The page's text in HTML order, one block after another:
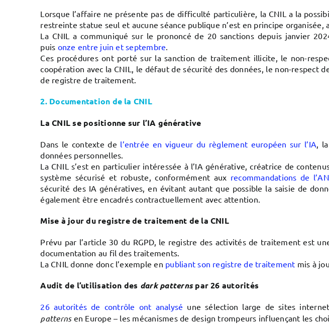
Lorsque l’affaire ne présente pas de difficulté particulière, la CNIL a la
restreinte statue seul et aucune séance publique n’est en principe
La CNIL a communiqué sur le prononcé de 20 sanctions depuis janvier
puis onze entre juin et septembre.
Ces procédures ont porté sur la sanction de traitement illicite, le non-
coopération avec la CNIL, le défaut de sécurité des données, le non-respect
de registre de traitement.
2. Documentation de la CNIL
La CNIL se positionne sur l’IA générative
Dans le contexte de l’entrée en vigueur du règlement européen sur l’IA,
données personnelles.
La CNIL s’est en particulier intéressée à l’IA générative, créatrice de
système sécurisé et robuste, conformément aux recommandations de
sécurité des IA génératives, en évitant autant que possible la saisie de
également être encadrés contractuellement avec attention.
Mise à jour du registre de traitement de la CNIL
Prévu par l’article 30 du RGPD, le registre des activités de traitement est
documentation au fil des traitements.
La CNIL donne donc l’exemple en publiant son registre de traitement mis à
Audit de l’utilisation des dark patternspar 26 autorités
26 autorités de contrôle ont analysé une sélection large de sites
patternsen Europe – les mécanismes de design trompeurs influençant les